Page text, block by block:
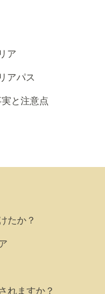
ア
アパス
と注意点
たか？
れますか？